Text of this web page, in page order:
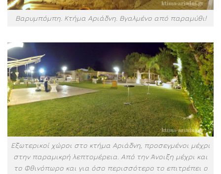
Βαρυμπόμπη. Κτήμα Αριάδνη. Βγαλμένο από παραμύθι!
Εξωτερικοί χώροι στο κτήμα Αριάδνη, προσεγμένοι μέχρι
στην παραμικρή λεπτομέρεια. Από την Άνοιξη μέχρι και
το Φθινόπωρο και για όσο περισσότερο το επιτρέπει ο